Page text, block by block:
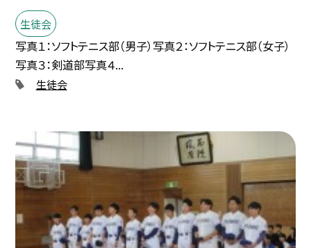
生徒会
写真１：ソフトテニス部（男子）写真２：ソフトテニス部（女子）
写真３：剣道部写真４...
生徒会